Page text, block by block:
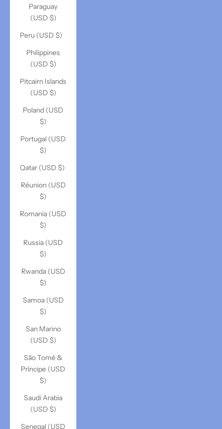
Paraguay
(USD $)
Peru (USD $)
Philippines
(USD $)
Pitcairn Islands
(USD $)
Poland (USD
$)
Portugal (USD
$)
Qatar (USD $)
Réunion (USD
$)
Romania (USD
$)
Russia (USD
$)
Rwanda (USD
$)
Samoa (USD
$)
San Marino
(USD $)
São Tomé &
Príncipe (USD
$)
Saudi Arabia
(USD $)
Senegal (USD